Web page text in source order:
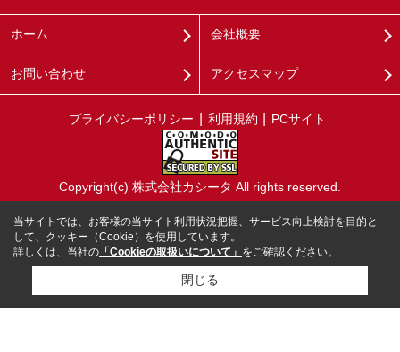
ホーム 会社概要
お問い合わせ アクセスマップ
プライバシーポリシー 利用規約 PCサイト
Copyright(c) 株式会社カシータ All rights reserved.
当サイトでは、お客様の当サイト利用状況把握、サービス向上検討を目的と
して、クッキー（Cookie）を使用しています。
詳しくは、当社の 「Cookieの取扱いについて」 をご確認ください。
閉じる